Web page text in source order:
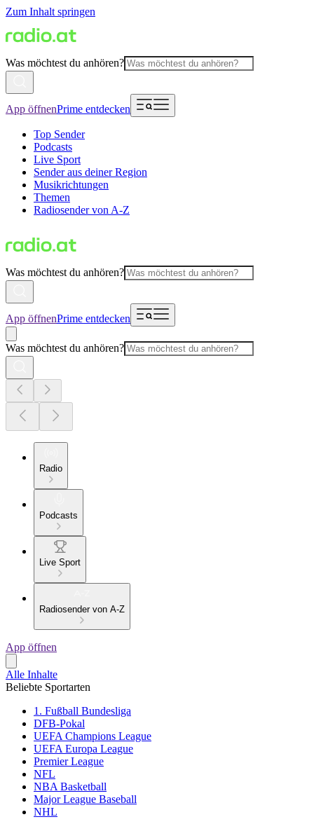
Zum Inhalt springen
Was möchtest du anhören?
App öffnenPrime entdecken
Top Sender
Podcasts
Live Sport
Sender aus deiner Region
Musikrichtungen
Themen
Radiosender von A-Z
Was möchtest du anhören?
App öffnenPrime entdecken
Was möchtest du anhören?
Radio
Podcasts
Live Sport
Radiosender von A-Z
App öffnen
Alle Inhalte
Beliebte Sportarten
1. Fußball Bundesliga
DFB-Pokal
UEFA Champions League
UEFA Europa League
Premier League
NFL
NBA Basketball
Major League Baseball
NHL